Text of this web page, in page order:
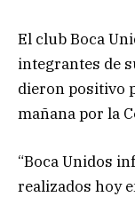
El club Boca
integrantes de
dieron positivo
mañana por la
“Boca Unidos
realizados hoy